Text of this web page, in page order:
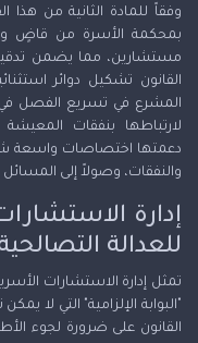
وفقاً للمادة الثانية من هذا
بمحكمة الأسرة من قاضٍ
مستشارين، مما يضمن تدقيقاً
القانون تشكيل دوائر
المشرع في تسريع الفصل في
لارتباطها بنفقات
دعمتها اختصاصات واسعة
والنفقات، وصولاً إلى المسائل
إدارة
للعدالة
"البوابة الإلزامية" التي لا
القانون على ضرورة لجوء